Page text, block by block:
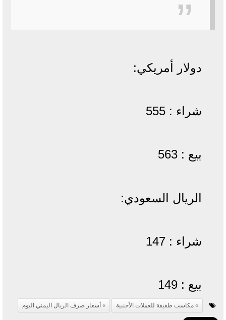
دولار أمريكي:
شراء : 555
بيع : 563
الريال السعودي:
شراء : 147
بيع : 149
مكاسب طفيفة للعملات الأجنبية أسعار صرف الريال اليمني اليوم